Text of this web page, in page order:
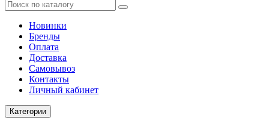
Новинки
Бренды
Оплата
Доставка
Самовывоз
Контакты
Личный кабинет
Категории